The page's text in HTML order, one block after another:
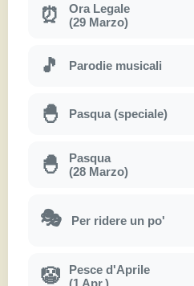
⏰
Ora Legale
(29 Marzo)
🎵 Parodie musicali
🐣 Pasqua (speciale)
🐣
Pasqua
(28 Marzo)
🎭 Per ridere un po'
🤡
Pesce d'Aprile
(1 Apr.)